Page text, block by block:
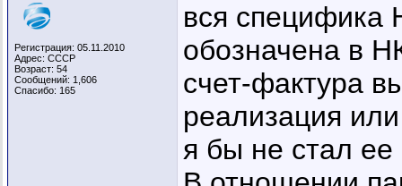
Регистрация: 05.11.2010
Адрес: СССР
Возраст: 54
Сообщений: 1,606
Спасибо: 165
вся специфика
обозначена в
счет-фактура
реализация
я бы не стал